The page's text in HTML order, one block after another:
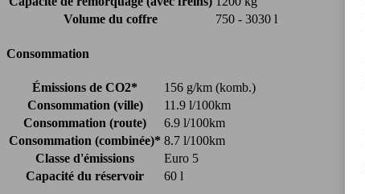
Volume du coffre
750 - 3030 l
Consommation
Émissions de CO2*
156 g/km (komb.)
Consommation (ville)
11.9 l/100km
Consommation (route)
6.9 l/100km
Consommation (combinée)* 8.7 l/100km
Classe d'émissions
Euro 5
Capacité du réservoir
60 l